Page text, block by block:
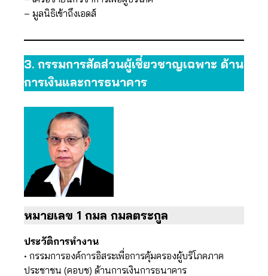
– มูลนิธิเข้าถึงเอดส์
3. กรรมการสัดส่วนผู้เชี่ยวชาญเฉพาะ ด้าน
การเงินและการธนาคาร
หมายเลข 1 กมล​ กมลตระกูล
ประวัติการทำงาน
• กรรมการองค์การอิสระเพื่อการคุ้มครองผู้บริโภคภาค
ประชาชน (คอบช) ด้านการเงินการธนาคาร